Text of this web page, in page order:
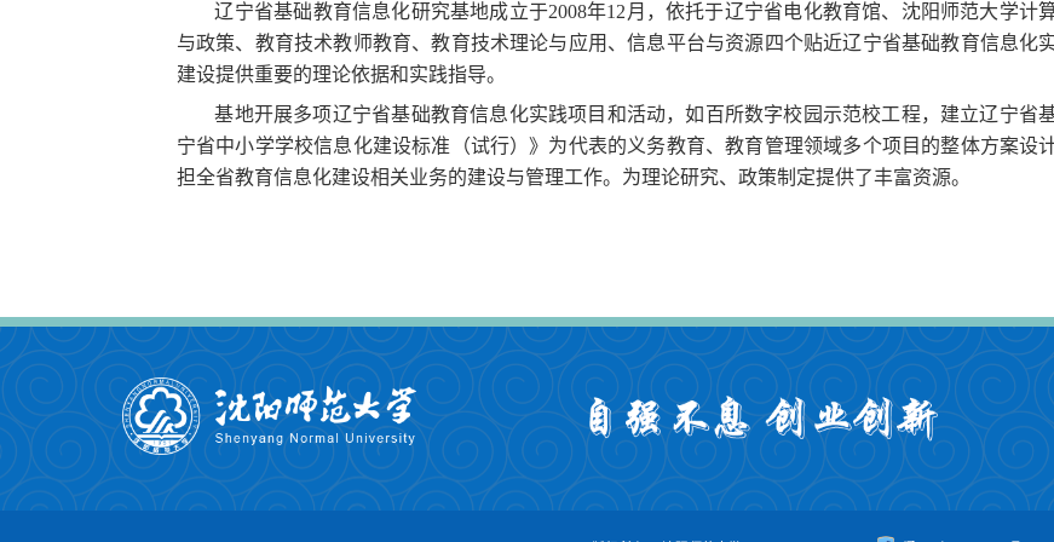
辽宁省基础教育信息化研究基地成立于2008年12 月，依托于辽宁省电化教育馆、沈阳师范大学计
与政策、教育技术教师教育、教育技术理论与应用、信息平台与资源四个贴近辽宁省基础教育信息化
建设提供重要的理论依据和实践指导。
基地开展多项辽宁省基础教育信息化实践项目和活动，如百所数字校园示范校工程，建立辽宁省
宁省中小学学校信息化建设标准（试行）》为代表的义务教育、教育管理领域多个项目的整体方案设
担全省教育信息化建设相关业务的建设与管理工作。为理论研究、政策制定提供了丰富资源。